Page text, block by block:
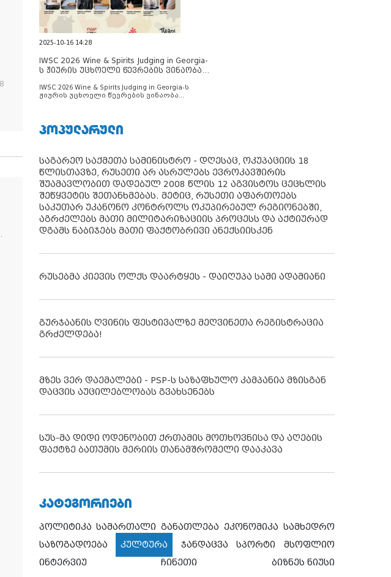
2025-10-16 14:28
IWSC 2026 Wine & Spirits Judging in Georgia-
ს ჟიურის უცხოელი წევრების ვინაობა
IWSC 2026 Wine & Spirits Judging in Georgia-ს
ჟიურის უცხოელი წევრების ვინაობა
ᲞᲝᲞᲣᲚᲐᲠᲣᲚᲘ
საგარეო საქმეთა სამინისტრო - დღესაც, ოკუპაციის 18
წლისთავზე, რუსეთი არ ასრულებს ევროკავშირის
შუამავლობით დადებულ 2008 წლის 12 აგვისტოს ცეცხლის
შეწყვეტის შეთანხმებას. მეტიც, რუსეთი აფართოებს
საკუთარ უკანონო კონტროლს ოკუპირებულ რეგიონებში,
აგრძელებს მათი მილიტარიზაციის პროცესს და აქტიურად
დგამს ნაბიჯებს მათი ფაქტობრივი ანექსიისკენ
რუსებმა კიევის ოლქს დაარტყეს - დაიღუპა სამი ადამიანი
გურჯაანის ღვინის ფესტივალზე მეღვინეთა რეგისტრაცია
გრძელდება!
მზეს ვერ დაემალები - PSP-ს საზაფხულო კამპანია მზისგან
დაცვის აუცილებლობას გვახსენებს
სუს-მა დიდი ოდენობით ქრთამის მოთხოვნისა და აღების
ფაქტზე ბათუმის მერიის თანამშრომელი დააკავა
ᲙᲐᲢᲔᲒᲝᲠᲘᲔᲑᲘ
პოლიტიკა სამართალი განათლება ეკონომიკა სამხედრო
საზოგადოება
კულტურა ჯანდაცვა სპორტი
მსოფლიო
ინტერვიუ
ჩინეთი ბიზნეს ნიუსი